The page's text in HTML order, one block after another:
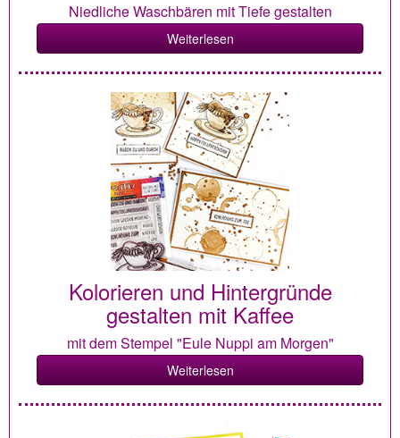
Niedliche Waschbären mit Tiefe gestalten
Weiterlesen
Kolorieren und Hintergründe
gestalten mit Kaffee
mit dem Stempel "Eule Nuppi am Morgen"
Weiterlesen